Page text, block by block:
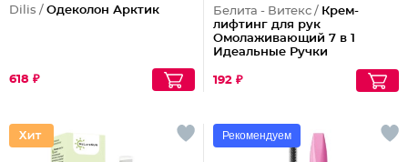
Dilis / Одеколон Арктик
618 ₽
Белита - Витекс / Крем-
лифтинг для рук
Омолаживающий 7 в 1
Идеальные Ручки
192 ₽
Рекомендуем